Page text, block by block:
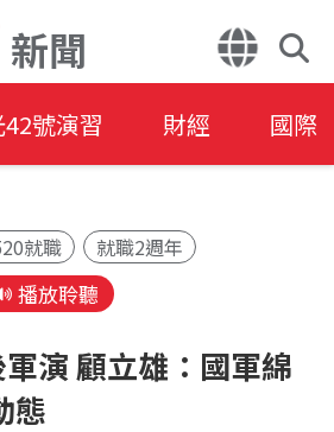
新聞
號演習 財經 國際
就職
就職2週年
播放聆聽
演 顧立雄：國軍綿
態